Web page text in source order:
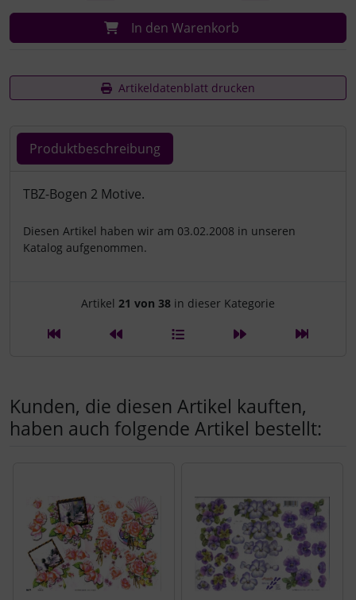
In den Warenkorb
Artikeldatenblatt drucken
Produktbeschreibung
Produktbeschreibung
TBZ-Bogen 2 Motive.
Diesen Artikel haben wir am 03.02.2008 in unseren
Katalog aufgenommen.
Artikelnavigation innerhalb
Artikel 21 von 38 in dieser Kategorie
Kunden, die diesen Artikel kauften,
haben auch folgende Artikel bestellt: